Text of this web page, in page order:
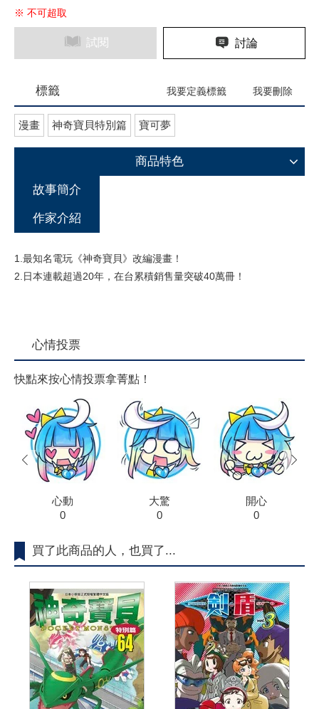
※ 不可超取
試閱 討論
標籤 我要定義標籤 我要刪除
漫畫 神奇寶貝特別篇 寶可夢
商品特色
故事簡介
作家介紹
1.最知名電玩《神奇寶貝》改編漫畫！
2.日本連載超過20年，在台累積銷售量突破40萬冊！
心情投票
快點來按心情投票拿菁點！
心動
0
大驚
0
開心
0
prev next
買了此商品的人，也買了...